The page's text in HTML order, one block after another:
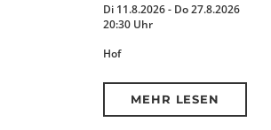
Di 11.8.2026 - Do 27.8.2026
20:30 Uhr
Hof
MEHR LESEN